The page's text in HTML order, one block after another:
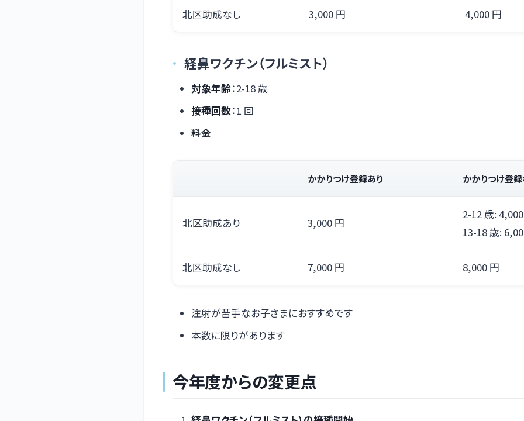
北区助成なし 3,000 円 4,000 円
経鼻ワクチン（フルミスト）
対象年齢：2-18 歳
接種回数：1 回
料金
かかりつけ登録あり かかりつけ登
北区助成あり 3,000 円
2-12 歳:
13-18 歳:
北区助成なし 7,000 円 8,000 円
注射が苦手なお子さまにおすすめです
本数に限りがあります
今年度からの変更点